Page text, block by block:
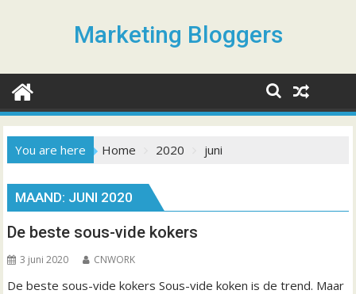
c
Marketing Bloggers
You are here Home 2020 juni
MAAND: JUNI 2020
De beste sous-vide kokers
3 juni 2020 CNWORK
De beste sous-vide kokers Sous-vide koken is de trend. Maar